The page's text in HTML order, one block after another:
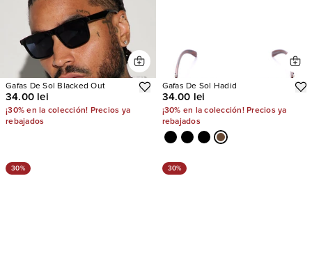
Gafas De Sol Blacked Out
34.00 lei
¡30% en la colección! Precios ya
rebajados
Gafas De Sol Hadid
34.00 lei
¡30% en la colección! Precios ya
rebajados
30% 30%